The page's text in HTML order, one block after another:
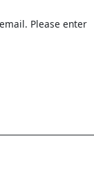
Please enter